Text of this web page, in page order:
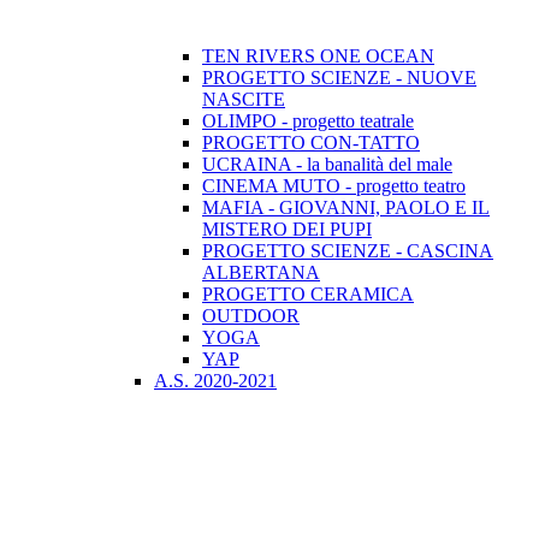
TEN RIVERS ONE OCEAN
PROGETTO SCIENZE - NUOVE
NASCITE
OLIMPO - progetto teatrale
PROGETTO CON-TATTO
UCRAINA - la banalità del male
CINEMA MUTO - progetto teatro
MAFIA - GIOVANNI, PAOLO E IL
MISTERO DEI PUPI
PROGETTO SCIENZE - CASCINA
ALBERTANA
PROGETTO CERAMICA
OUTDOOR
YOGA
YAP
A.S. 2020-2021